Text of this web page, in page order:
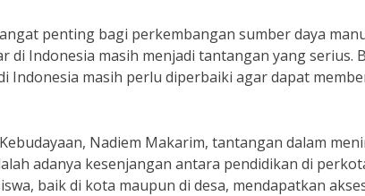
penting bagi perkembangan sumber daya
di Indonesia masih menjadi tantangan yang serius.
Indonesia masih perlu diperbaiki agar dapat
Nadiem Makarim, tantangan dalam
adanya kesenjangan antara pendidikan di
baik di kota maupun di desa, mendapatkan